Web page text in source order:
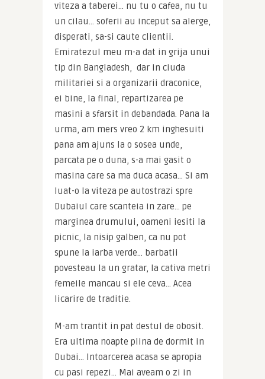
viteza a taberei… nu tu o cafea, nu tu
un cilau… soferii au inceput sa alerge,
disperati, sa-si caute clientii.
Emiratezul meu m-a dat in grija unui
tip din Bangladesh,  dar in ciuda
militariei si a organizarii draconice,
ei bine, la final, repartizarea pe
masini a sfarsit in debandada. Pana la
urma, am mers vreo 2 km inghesuiti
pana am ajuns la o sosea unde,
parcata pe o duna, s-a mai gasit o
masina care sa ma duca acasa… Si am
luat-o la viteza pe autostrazi spre
Dubaiul care scanteia in zare… pe
marginea drumului, oameni iesiti la
picnic, la nisip galben, ca nu pot
spune la iarba verde… barbatii
povesteau la un gratar, la cativa metri
femeile mancau si ele ceva… Acea
licarire de traditie.
M-am trantit in pat destul de obosit.
Era ultima noapte plina de dormit in
Dubai… Intoarcerea acasa se apropia
cu pasi repezi… Mai aveam o zi in